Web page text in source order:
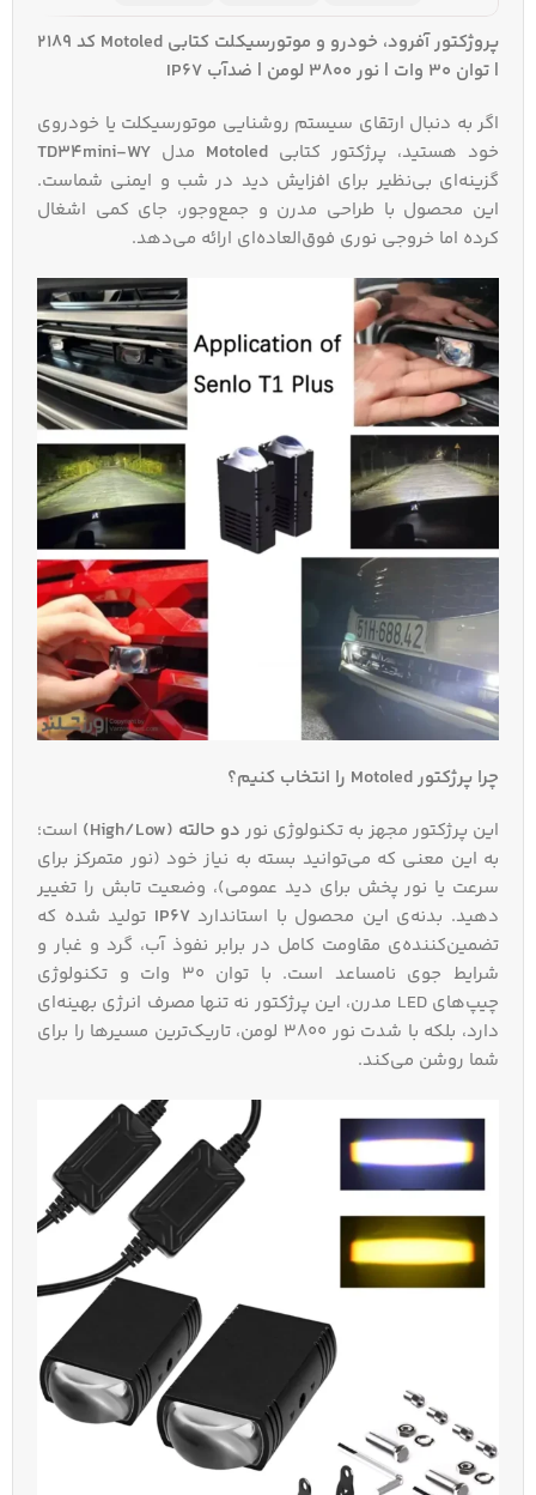
پروژکتور آفرود، خودرو و موتورسیکلت کتابی Motoled کد 2189
| توان ۳۰ وات | نور ۳۸۰۰ لومن | ضدآب IP67
اگر به دنبال ارتقای سیستم روشنایی موتورسیکلت یا خودروی
خود هستید، پرژکتور کتابی Motoled مدل TD34mini-WY
گزینه‌ای بی‌نظیر برای افزایش دید در شب و ایمنی شماست.
این محصول با طراحی مدرن و جمع‌وجور، جای کمی اشغال
کرده اما خروجی نوری فوق‌العاده‌ای ارائه می‌دهد.
چرا پرژکتور Motoled را انتخاب کنیم؟
این پرژکتور مجهز به تکنولوژی نور دو حالته (High/Low)
است؛
به این معنی که می‌توانید بسته به نیاز خود (نور متمرکز برای
سرعت یا نور پخش برای دید عمومی)، وضعیت تابش را تغییر
دهید. بدنه‌ی این محصول با استانداردIP67 تولید شده که
تضمین‌کننده‌ی مقاومت کامل در برابر نفوذ آب، گرد و غبار و
شرایط جوی نامساعد است. با توان ۳۰ وات و تکنولوژی
چیپ‌های LED مدرن، این پرژکتور نه تنها مصرف انرژی بهینه‌ای
دارد، بلکه با شدت نور ۳۸۰۰ لومن، تاریک‌ترین مسیرها را برای
شما روشن می‌کند.